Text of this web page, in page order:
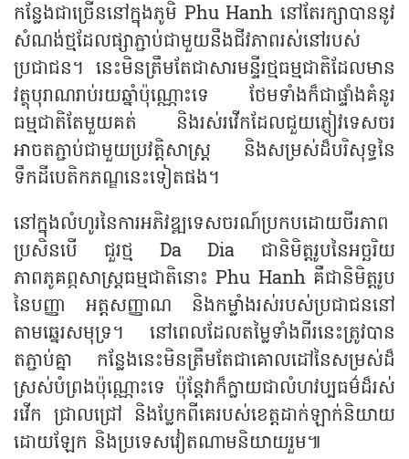
កន្លែងជាច្រើននៅក្នុងភូមិ Phu Hanh នៅតែរក្សាបាននូវ
សំណង់ថ្មដែលផ្សាភ្ជាប់ជាមួយនឹងជីវភាពរស់នៅរបស់
ប្រជាជន។ នេះមិនត្រឹមតែជាសារមន្ទីរថ្មធម្មជាតិដែលមាន
វត្ថុបុរាណរាប់រយឆ្នាំប៉ុណ្ណោះទេ ថែមទាំងក៏ជាផ្ទាំងគំនូរ
ធម្មជាតិតែមួយគត់ និងរស់រវើកដែលជួយភ្ញៀវទេសចរ
អាចតភ្ជាប់ជាមួយប្រវត្តិសាស្ត្រ និងសម្រស់ដ៏បរិសុទ្ធនៃ
ទឹកដីបេតិកភណ្ឌនេះទៀតផង។
នៅក្នុងលំហូរនៃការអភិវឌ្ឍទេសចរណ៍ប្រកបដោយចីរភាព
ប្រសិនបើ ជួរថ្ម Da Dia ជានិមិត្តរូបនៃអច្ឆរិយ
ភាពភូគព្ភសាស្ត្រធម្មជាតិនោះ Phu Hanh គឺជានិមិត្តរូប
នៃបញ្ញា អត្តសញ្ញាណ និងកម្លាំងរស់របស់ប្រជាជននៅ
តាមឆ្នេរសមុទ្រ។ នៅពេលដែលតម្លៃទាំងពីរនេះត្រូវបាន
តភ្ជាប់គ្នា កន្លែងនេះមិនត្រឹមតែជាគោលដៅនៃសម្រស់ដ៏
ស្រស់បំព្រងប៉ុណ្ណោះទេ ប៉ុន្តែវាក៏ក្លាយជាលំហវប្បធម៌ដ៏រស់
រវើក ជ្រាលជ្រៅ និងប្លែកពីគេរបស់ខេត្តដាក់ឡាក់និយាយ
ដោយឡែក និងប្រទេសវៀតណាមនិយាយរួម៕